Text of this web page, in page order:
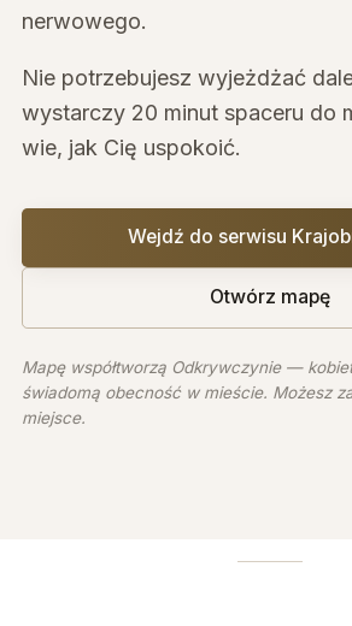
nerwowego.
Nie potrzebujesz wyjeżdżać
wystarczy 20 minut spaceru do
wie, jak Cię uspokoić.
Wejdź do serwisu
Otwórz mapę
Mapę współtworzą Odkrywczynie —
świadomą obecność w mieście. Możesz
miejsce.